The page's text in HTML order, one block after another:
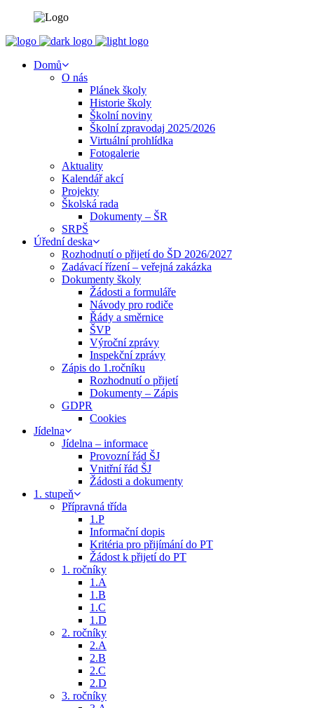
Domů
O nás
Plánek školy
Historie školy
Školní noviny
Školní zpravodaj 2025/2026
Virtuální prohlídka
Fotogalerie
Aktuality
Kalendář akcí
Projekty
Školská rada
Dokumenty – ŠR
SRPŠ
Úřední deska
Rozhodnutí o přijetí do ŠD 2026/2027
Zadávací řízení – veřejná zakázka
Dokumenty školy
Žádosti a formuláře
Návody pro rodiče
Řády a směrnice
ŠVP
Výroční zprávy
Inspekční zprávy
Zápis do 1.ročníku
Rozhodnutí o přijetí
Dokumenty – Zápis
GDPR
Cookies
Jídelna
Jídelna – informace
Provozní řád ŠJ
Vnitřní řád ŠJ
Žádosti a dokumenty
1. stupeň
Přípravná třída
1.P
Informační dopis
Kritéria pro přijímání do PT
Žádost k přijetí do PT
1. ročníky
1.A
1.B
1.C
1.D
2. ročníky
2.A
2.B
2.C
2.D
3. ročníky